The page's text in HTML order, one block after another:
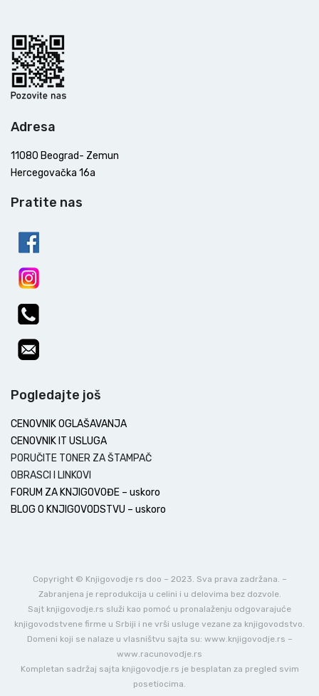
Adresa
11080 Beograd- Zemun
Hercegovačka 16a
Pratite nas
Pogledajte još
CENOVNIK OGLAŠAVANJA
CENOVNIK IT USLUGA
PORUČITE TONER ZA ŠTAMPAČ
OBRASCI I LINKOVI
FORUM ZA KNJIGOVOĐE – uskoro
BLOG O KNJIGOVODSTVU – uskoro
Copyright © Knjigovodje rs doo – 2023. Sva prava zadržana. –
Zabranjena je reprodukcija u celini i u delovima bez dozvole.
Sajt knjigovodje.rs služi kao pomoć u pronalaženju odgovarajuće
knjigovodstvene firme u Srbiji i ne vrši usluge vezane za knjigovodstvo.
Domeni koji se nalaze u vlasništvu sajta su: www.knjigovodje.rs –
www.racunovodje.rs
Kompletan sadržaj sajta knjigovodje.rs je besplatan za pregled svim
posetiocima.